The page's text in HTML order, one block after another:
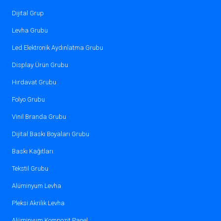
Parlak Burnt Orange: Canlı ve dikkat
Holografik etkisiyle ışık altında renk
Folyosu: Dekoratif aksesuarlar için
Dijital Grup
Levha Grubu
Led Elektronik Aydınlatma Grubu
Display Ürün Grubu
Hırdavat Grubu
Folyo Grubu
Vinil Branda Grubu
Dijital Baskı Boyaları Grubu
Baskı Kağıtları
Tekstil Grubu
Alüminyum Levha
Pleksi Akrilik Levha